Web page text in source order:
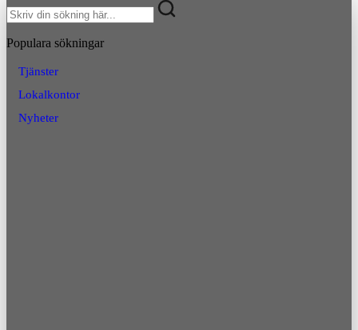
Populara sökningar
Tjänster
Lokalkontor
Nyheter